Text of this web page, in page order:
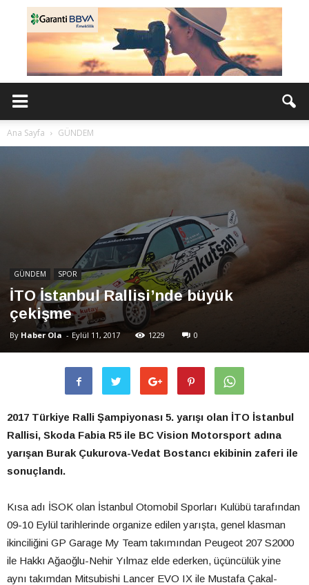
Ana Sayfa GÜNDEM
GÜNDEM SPOR
İTO İstanbul Rallisi’nde büyük
çekişme
By Haber Ola - Eylül 11, 2017 1229 0
2017 Türkiye Ralli Şampiyonası 5. yarışı olan İTO İstanbul
Rallisi, Skoda Fabia R5 ile BC Vision Motorsport adına
yarışan Burak Çukurova-Vedat Bostancı ekibinin zaferi ile
sonuçlandı.
Kısa adı İSOK olan İstanbul Otomobil Sporları Kulübü tarafından
09-10 Eylül tarihlerinde organize edilen yarışta, genel klasman
ikinciliğini GP Garage My Team takımından Peugeot 207 S2000
ile Hakkı Ağaoğlu-Nehir Yılmaz elde ederken, üçüncülük yine
aynı takımdan Mitsubishi Lancer EVO IX ile Mustafa Çakal-